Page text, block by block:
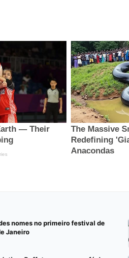
nomes no primeiro festival de
Janeiro